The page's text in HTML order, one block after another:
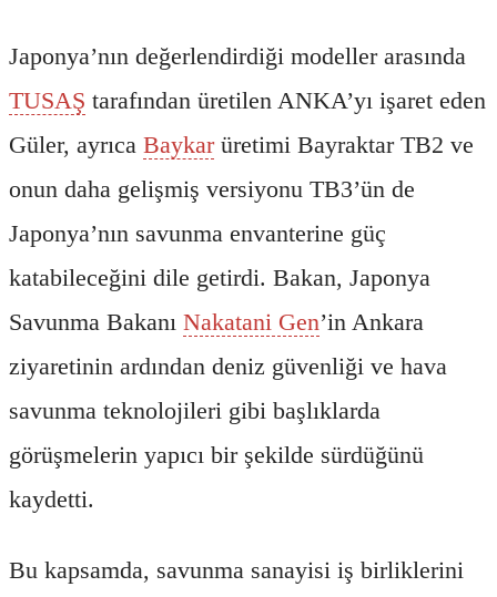
Japonya’nın değerlendirdiği modeller arasında
TUSAŞ tarafından üretilen ANKA’yı işaret eden
Güler, ayrıca Baykarüretimi Bayraktar TB2 ve
onun daha gelişmiş versiyonu TB3’ün de
Japonya’nın savunma envanterine güç
katabileceğini dile getirdi. Bakan, Japonya
Savunma Bakanı Nakatani Gen’in Ankara
ziyaretinin ardından deniz güvenliği ve hava
savunma teknolojileri gibi başlıklarda
görüşmelerin yapıcı bir şekilde sürdüğünü
kaydetti.
Bu kapsamda, savunma sanayisi iş birliklerini